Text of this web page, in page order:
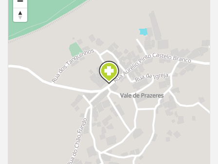
Vila Real
Viseu
Açores